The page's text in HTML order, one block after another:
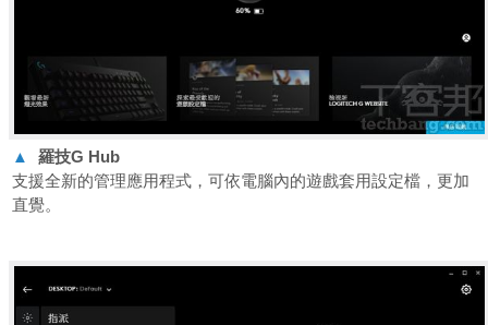
▲
羅技G Hub
支援全新的管理應用程式，可依電腦內的遊戲套用設定檔，更加
直覺。